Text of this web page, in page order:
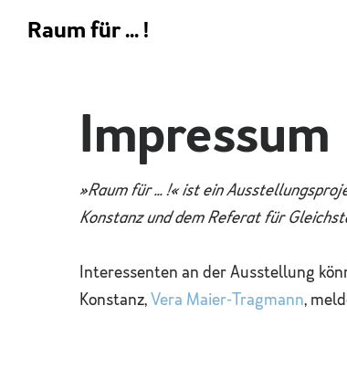
Raum für ... !
Impressum
»Raum für ... !« ist ein
Konstanz und dem Referat für
Interessenten an der Ausstellung
Konstanz, Vera Maier-Tragmann,